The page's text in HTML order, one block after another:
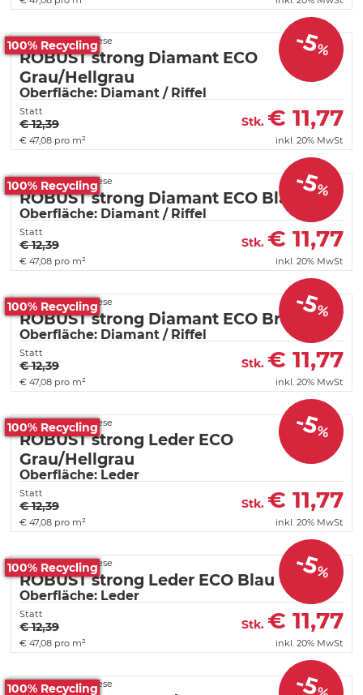
-5%
100% Recycling
Fortelock PVC Fliese
ROBUST strong Diamant ECO
Grau/Hellgrau
Oberfläche: Diamant / Riffel
Statt
€ 12,39 Stk. € 11,77
€ 47,08 pro m² inkl. 20% MwSt
-5%
100% Recycling
Fortelock PVC Fliese
ROBUST strong Diamant ECO Blau
Oberfläche: Diamant / Riffel
Statt
€ 12,39 Stk. € 11,77
€ 47,08 pro m² inkl. 20% MwSt
-5%
100% Recycling
Fortelock PVC Fliese
ROBUST strong Diamant ECO Braun
Oberfläche: Diamant / Riffel
Statt
€ 12,39 Stk. € 11,77
€ 47,08 pro m² inkl. 20% MwSt
-5%
100% Recycling
Fortelock PVC Fliese
ROBUST strong Leder ECO
Grau/Hellgrau
Oberfläche: Leder
Statt
€ 12,39 Stk. € 11,77
€ 47,08 pro m² inkl. 20% MwSt
-5%
100% Recycling
Fortelock PVC Fliese
ROBUST strong Leder ECO Blau
Oberfläche: Leder
Statt
€ 12,39 Stk. € 11,77
€ 47,08 pro m² inkl. 20% MwSt
-5
100% Recycling
Fortelock PVC Fliese